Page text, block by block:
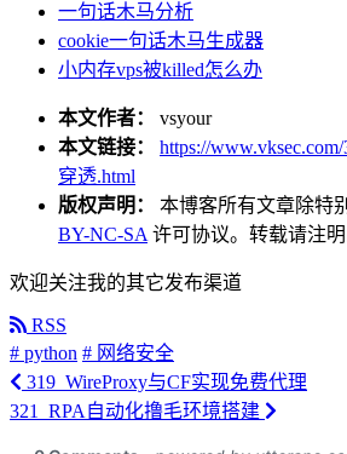
一句话木马分析
cookie一句话木马生成器
小内存vps被killed怎么办
本文作者： vsyour
本文链接：
https://
穿透.html
版权声明： 本博客所有文章除特
BY-NC-SA 许可协议。转载请注明
欢迎关注我的其它发布渠道
RSS
# python # 网络安全
319_WireProxy与CF实现免费代理
321_RPA自动化撸毛环境搭建